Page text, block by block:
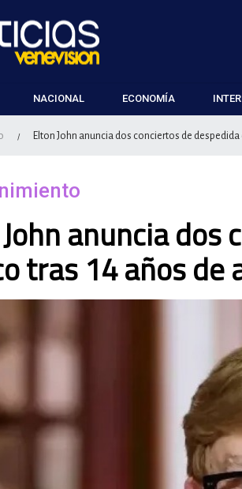
NACIONAL ECONOMÍA
/ Elton John anuncia dos conciertos de
anuncia dos
tras 14 años de